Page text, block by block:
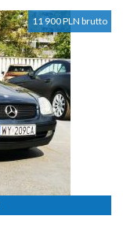
11 900 PLN brutto